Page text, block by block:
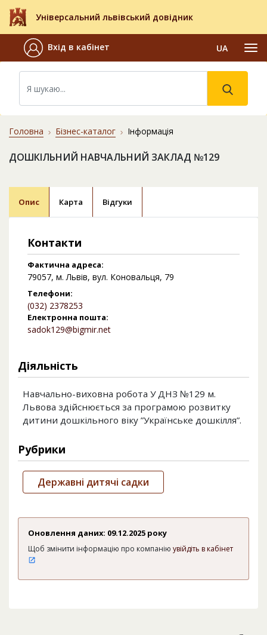
Універсальний львівський довідник
Вхід в кабінет UA
Головна Бізнес-каталог Інформація
ДОШКІЛЬНИЙ НАВЧАЛЬНИЙ ЗАКЛАД №129
Опис Карта Відгуки
Контакти
Фактична адреса:
79057, м. Львів, вул. Коновальця, 79
Телефони:
(032) 2378253
Електронна пошта:
sadok129@bigmir.net
Діяльність
Навчально-виховна робота У ДНЗ №129 м.
Львова здійснюється за програмою розвитку
дитини дошкільного віку ”Українське дошкілля”.
Рубрики
Державні дитячі садки
Оновлення даних: 09.12.2025 року
Щоб змінити інформацію про компанію увійдіть в кабінет